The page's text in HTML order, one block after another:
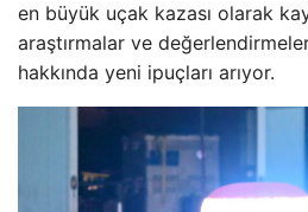
en büyük uçak kazası olarak
araştırmalar ve
hakkında yeni ipuçları arıyor.